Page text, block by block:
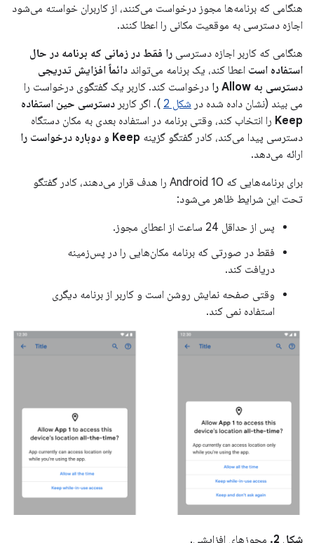
هنگامی که برنامه‌ها مجوز درخواست می‌کنند، از کاربران خواسته می‌شود
اجازه دسترسی به موقعیت مکانی را اعطا کنند.
هنگامی که کاربر اجازه دسترسی را فقط در زمانی که برنامه در حال
استفاده است اعطا کند، یک برنامه می‌تواند دائماً افزایش تدریجی
دسترسی به Allow را
درخواست کند. کاربر یک گفتگوی درخواست را
می بیند (نشان داده شده در شکل 2 ). اگر کاربر دسترسی حین استفاده
Keep را انتخاب کند، وقتی برنامه در استفاده بعدی به مکان دستگاه
دسترسی پیدا می‌کند، کادر گفتگو گزینه Keep و دوباره درخواست را
ارائه می‌دهد.
برای برنامه‌هایی که Android 10 را هدف قرار می‌دهند، کادر گفتگو
تحت این شرایط ظاهر می‌شود:
پس از حداقل 24 ساعت از اعطای مجوز.
فقط در صورتی که برنامه مکان‌هایی را در پس‌زمینه
دریافت کند.
وقتی صفحه نمایش روشن است و کاربر از برنامه دیگری
استفاده نمی کند.
شکل 2. مجوزهای افزایشی.